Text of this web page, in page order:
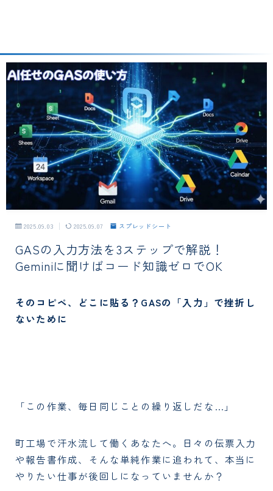
2025.09.03 2025.09.07 スプレッドシート
GASの入力方法を3ステップで解説！
Geminiに聞けばコード知識ゼロでOK
そのコピペ、どこに貼る？GASの「入力」で挫折し
ないために
「この作業、毎日同じことの繰り返しだな…」
町工場で汗水流して働くあなたへ。日々の伝票入力
や報告書作成、そんな単純作業に追われて、本当に
やりたい仕事が後回しになっていませんか？